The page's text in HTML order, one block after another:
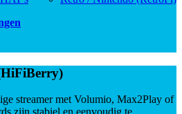
streamer met Volumio, Max2Play of